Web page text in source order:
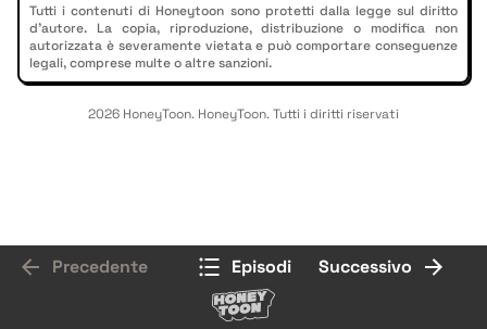
Tutti i contenuti di Honeytoon sono protetti dalla legge sul diritto
d'autore. La copia, riproduzione, distribuzione o modifica non
autorizzata è severamente vietata e può comportare conseguenze
legali, comprese multe o altre sanzioni.
2026 HoneyToon. HoneyToon. Tutti i diritti riservati
Precedente Episodi Successivo